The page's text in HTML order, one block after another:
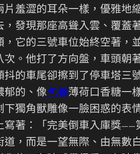
羞澀的耳朵一樣，優雅地
，發現那座高聳入雲、覆蓋
它的三號車位始終空著，
。他打了方向盤，車頭朝
的車尾卻擦到了停車塔三
郁的、像包養薄荷口香糖一
獨角獸雕像一臉困惑的表
著：「完美倒車入庫獎——
，而是一望無際、由無數